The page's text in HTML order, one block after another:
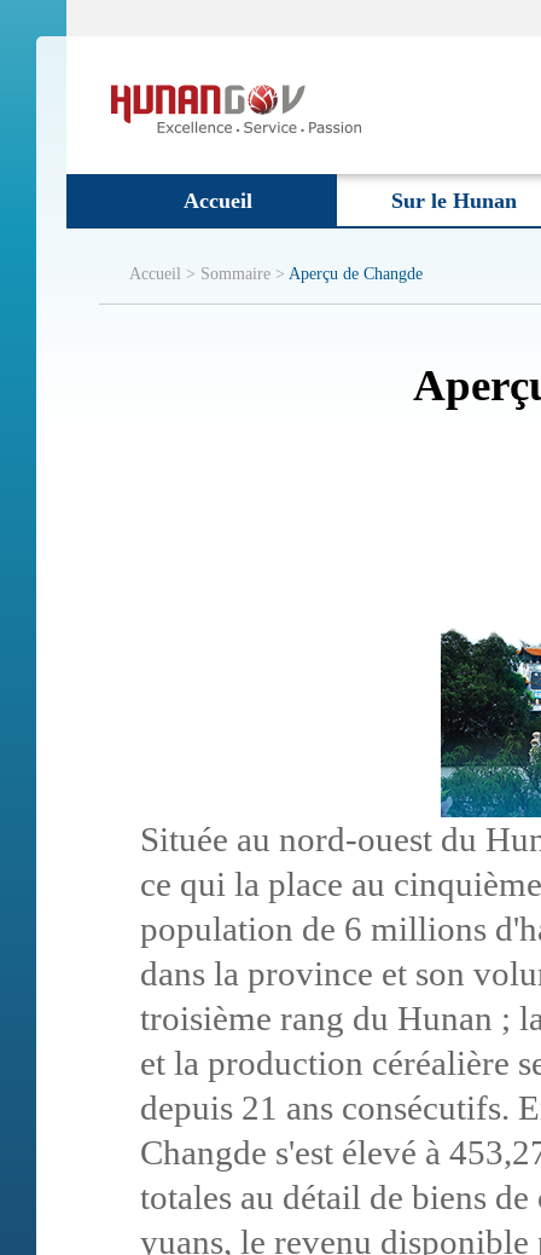
Accueil Sur le Hunan
Accueil > Sommaire > Aperçu de Changde
Située au nord-ouest du
ce qui la place au
population de 6 millions
dans la province et son
troisième rang du Hunan ;
et la production céréalière
depuis 21 ans consécutifs.
Changde s'est élevé à
totales au détail de biens
yuans, le revenu